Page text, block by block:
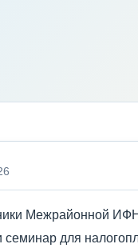
Межрайонной
семинар для